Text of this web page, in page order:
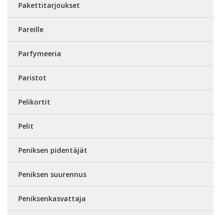
Pakettitarjoukset
Pareille
Parfymeeria
Paristot
Pelikortit
Pelit
Peniksen pidentäjät
Peniksen suurennus
Peniksenkasvattaja